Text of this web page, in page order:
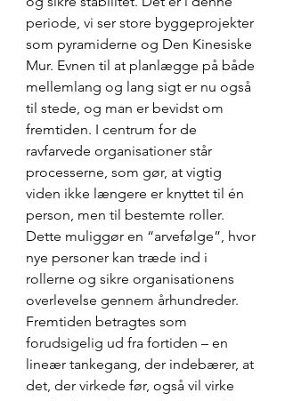
periode, vi ser store byggeprojekter
som pyramiderne og Den Kinesiske
Mur. Evnen til at planlægge på både
mellemlang og lang sigt er nu også
til stede, og man er bevidst om
fremtiden. I centrum for de
ravfarvede organisationer står
processerne, som gør, at vigtig
viden ikke længere er knyttet til én
person, men til bestemte roller.
Dette muliggør en “arvefølge”, hvor
nye personer kan træde ind i
rollerne og sikre organisationens
overlevelse gennem århundreder.
Fremtiden betragtes som
forudsigelig ud fra fortiden – en
lineær tankegang, der indebærer, at
det, der virkede før, også vil virke